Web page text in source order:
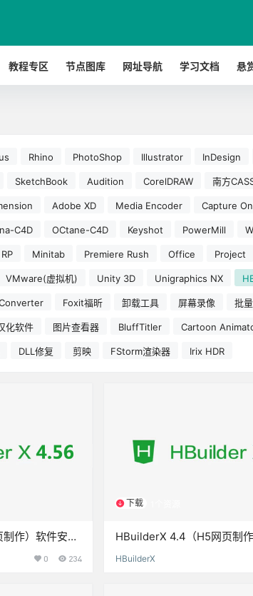
教程专区 节点图库 网址导航 学习文档 悬
Rhino PhotoShop Illustrator InDesign
SketchBook Audition CorelDRAW 南方
Adobe XD Media Encoder Capture
C4D OCtane-C4D Keyshot PowerMill
Minitab Premiere Rush Office Project
VMware(虚拟机) Unity 3D Unigraphics NX
Foxit福昕 卸载工具 屏幕录像 批
化软件 图片查看器 BluffTitler Cartoon
DLL修复 剪映 FStorm渲染器 Irix HDR
作）软件安装
0 234
下载
HBuilderX 4.4（H5网页制
HBuilderX